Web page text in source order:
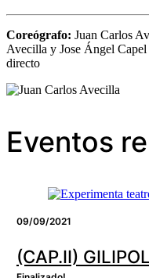
Coreógrafo: Juan Carlos
Avecilla y Jose Ángel
directo
Eventos
09/09/2021
(CAP.II)